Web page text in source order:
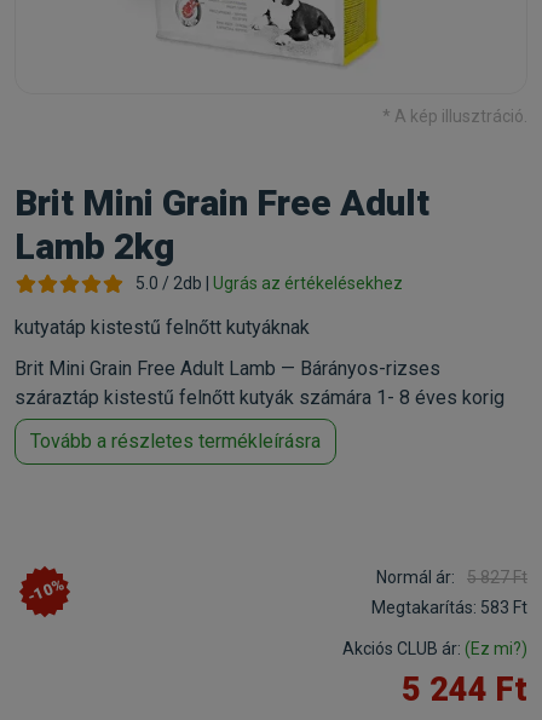
* A kép illusztráció.
Brit Mini Grain Free Adult
Lamb 2kg
5.0 / 2db | Ugrás az értékelésekhez
kutyatáp kistestű felnőtt kutyáknak
Brit Mini Grain Free Adult Lamb — Bárányos-rizses
száraztáp kistestű felnőtt kutyák számára 1- 8 éves korig
Tovább a részletes termékleírásra
-10% Normál ár:
5 827 Ft
Megtakarítás: 583 Ft
Akciós CLUB ár: (Ez mi?)
5 244 Ft